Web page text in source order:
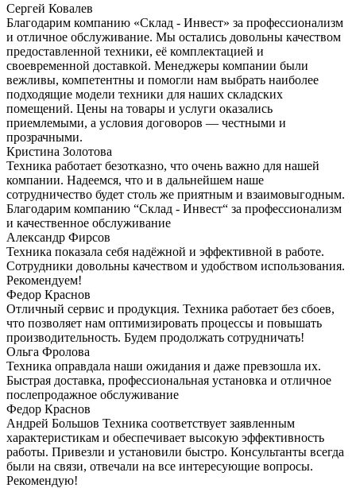
Сергей Ковалев
Благодарим компанию «Склад - Инвест» за профессионализм
и отличное обслуживание. Мы остались довольны качеством
предоставленной техники, её комплектацией и
своевременной доставкой. Менеджеры компании были
вежливы, компетентны и помогли нам выбрать наиболее
подходящие модели техники для наших складских
помещений. Цены на товары и услуги оказались
приемлемыми, а условия договоров — честными и
прозрачными.
Кристина Золотова
Техника работает безотказно, что очень важно для нашей
компании. Надеемся, что и в дальнейшем наше
сотрудничество будет столь же приятным и взаимовыгодным.
Благодарим компанию “Склад - Инвест“ за профессионализм
и качественное обслуживание
Александр Фирсов
Техника показала себя надёжной и эффективной в работе.
Сотрудники довольны качеством и удобством использования.
Рекомендуем!
Федор Краснов
Отличный сервис и продукция. Техника работает без сбоев,
что позволяет нам оптимизировать процессы и повышать
производительность. Будем продолжать сотрудничать!
Ольга Фролова
Техника оправдала наши ожидания и даже превзошла их.
Быстрая доставка, профессиональная установка и отличное
послепродажное обслуживание
Федор Краснов
Андрей Большов Техника соответствует заявленным
характеристикам и обеспечивает высокую эффективность
работы. Привезли и установили быстро. Консультанты всегда
были на связи, отвечали на все интересующие вопросы.
Рекомендую!